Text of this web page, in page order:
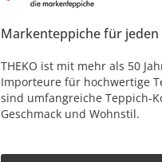
Markenteppiche für jeden
THEKO ist mit mehr als 50
Importeure für hochwertige
sind umfangreiche Teppich-
Geschmack und Wohnstil.